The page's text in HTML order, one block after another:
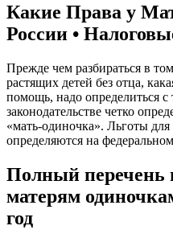
Какие Права у
России •
Прежде чем разбираться в
растящих детей без отца,
помощь, надо определиться
законодательстве четко
«мать-одиночка». Льготы
определяются на
Полный перечень
матерям
год